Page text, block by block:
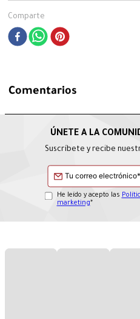
Comparte
Comentarios
Suscríbete y recibe
He leído y acepto las
marketing*